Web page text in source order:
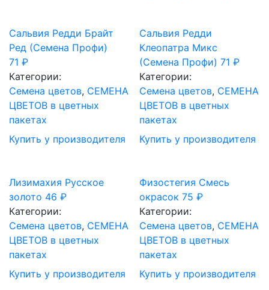
Сальвия Редди Брайт
Ред (Семена Профи)
71 ₽
Категории:
Семена цветов, СЕМЕНА
ЦВЕТОВ в цветных
пакетах
Купить у производителя
Сальвия Редди
Клеопатра Микс
(Семена Профи) 71₽
Категории:
Семена цветов, СЕМЕНА
ЦВЕТОВ в цветных
пакетах
Купить у производителя
Лизимахия Русское
золото 46 ₽
Категории:
Семена цветов, СЕМЕНА
ЦВЕТОВ в цветных
пакетах
Купить у производителя
Физостегия Смесь
окрасок 75₽
Категории:
Семена цветов, СЕМЕНА
ЦВЕТОВ в цветных
пакетах
Купить у производителя